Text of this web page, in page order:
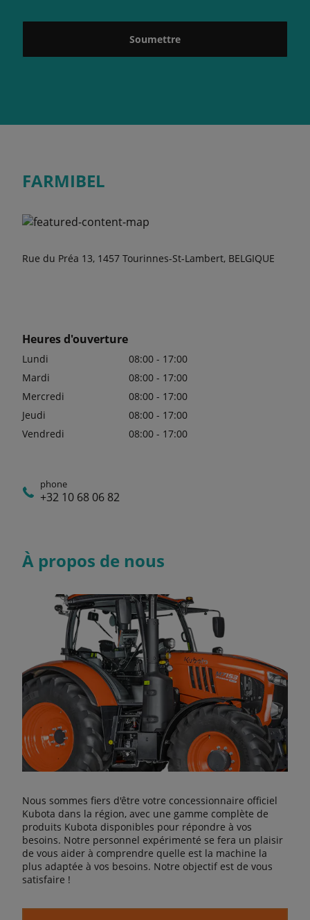
Soumettre
FARMIBEL
Rue du Préa 13, 1457 Tourinnes-St-Lambert, BELGIQUE
Heures d'ouverture
Lundi
08:00 - 17:00
Mardi
08:00 - 17:00
Mercredi
08:00 - 17:00
Jeudi
08:00 - 17:00
Vendredi
08:00 - 17:00
phone
+32 10 68 06 82
À propos de nous
Nous sommes fiers d'être votre concessionnaire officiel
Kubota dans la région, avec une gamme complète de
produits Kubota disponibles pour répondre à vos
besoins. Notre personnel expérimenté se fera un plaisir
de vous aider à comprendre quelle est la machine la
plus adaptée à vos besoins. Notre objectif est de vous
satisfaire !